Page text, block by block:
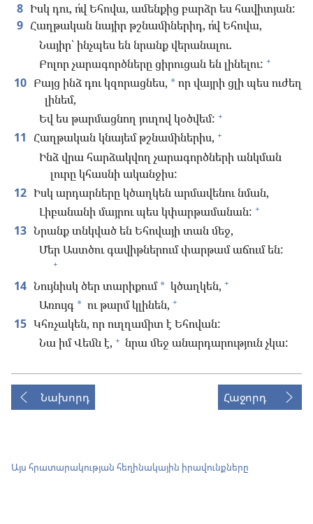
8 Իսկ դու, ո՛վ Եհովա, ամենքից բարձր ես հավիտյան:
9 Հաղթական նայիր թշնամիներիդ, ո՛վ Եհովա,
Նայիր՝ ինչպես են նրանք վերանալու.
Բոլոր չարագործները ցիրուցան են լինելու: +
10 Բայց ինձ դու կզորացնես, *որ վայրի ցլի պես ուժեղ
լինեմ,
Եվ ես թարմացնող յուղով կօծվեմ: +
11 Հաղթական կնայեմ թշնամիներիս, +
Ինձ վրա հարձակվող չարագործների անկման
լուրը կհասնի ականջիս:
12 Իսկ արդարները կծաղկեն արմավենու նման,
Լիբանանի մայրու պես կփարթամանան: +
13 Նրանք տնկված են Եհովայի տան մեջ,
Մեր Աստծու գավիթներում փարթամ աճում են:
+
14 Նույնիսկ ծեր տարիքում * կծաղկեն, +
Առույգ * ու թարմ կլինեն, +
15 Կհռչակեն, որ ուղղամիտ է Եհովան:
Նա իմ Վեմն է, + նրա մեջ անարդարություն չկա:
Նախորդ Հաջորդ
Այս հրատարակության հեղինակային իրավունքները